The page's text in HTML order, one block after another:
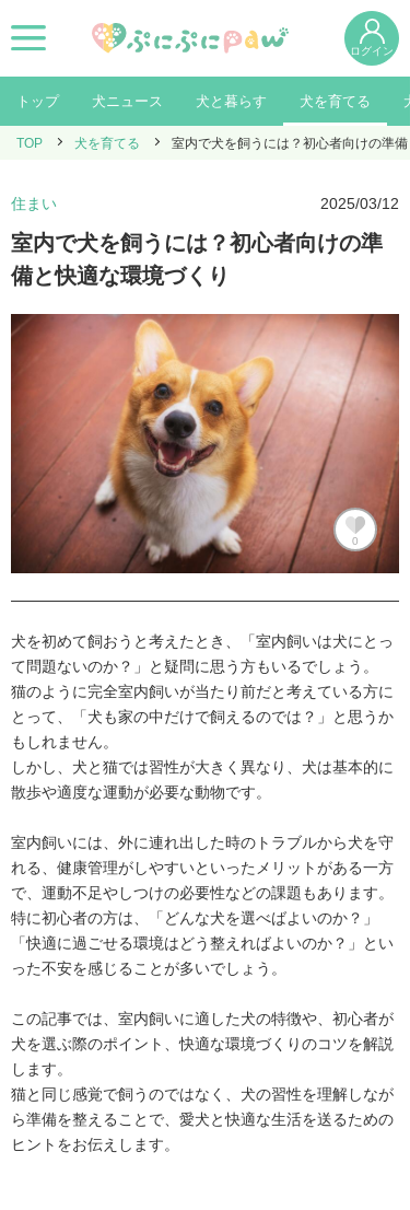
ログイン
トップ 犬ニュース 犬と暮らす 犬を育てる
TOP 犬を育てる 室内で犬を飼うには？初心者向けの準
住まい 2025/03/12
室内で犬を飼うには？初心者向けの準
備と快適な環境づくり
0
犬を初めて飼おうと考えたとき、「室内飼いは犬にとっ
て問題ないのか？」と疑問に思う方もいるでしょう。
猫のように完全室内飼いが当たり前だと考えている方に
とって、「犬も家の中だけで飼えるのでは？」と思うか
もしれません。
しかし、犬と猫では習性が大きく異なり、犬は基本的に
散歩や適度な運動が必要な動物です。
室内飼いには、外に連れ出した時のトラブルから犬を守
れる、健康管理がしやすいといったメリットがある一方
で、運動不足やしつけの必要性などの課題もあります。
特に初心者の方は、「どんな犬を選べばよいのか？」
「快適に過ごせる環境はどう整えればよいのか？」とい
った不安を感じることが多いでしょう。
この記事では、室内飼いに適した犬の特徴や、初心者が
犬を選ぶ際のポイント、快適な環境づくりのコツを解説
します。
猫と同じ感覚で飼うのではなく、犬の習性を理解しなが
ら準備を整えることで、愛犬と快適な生活を送るための
ヒントをお伝えします。